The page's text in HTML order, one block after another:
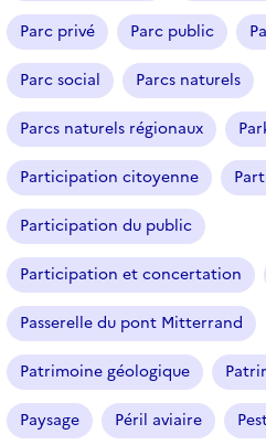
Parc privé Parc public
Parc social Parcs naturels
Parcs naturels régionaux
Participation citoyenne
Participation du public
Participation et concertation
Passerelle du pont Mitterrand
Patrimoine géologique
Paysage Péril aviaire